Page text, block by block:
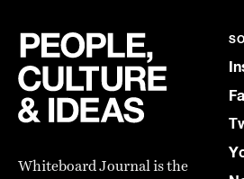
Whiteboard Journal is the